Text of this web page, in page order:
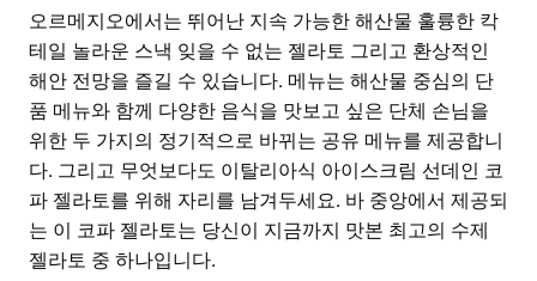
오르메지오에서는 뛰어난 지속 가능한 해산물 훌륭한 칵
테일 놀라운 스낵 잊을 수 없는 젤라토 그리고 환상적인
해안 전망을 즐길 수 있습니다. 메뉴는 해산물 중심의 단
품 메뉴와 함께 다양한 음식을 맛보고 싶은 단체 손님을
위한 두 가지의 정기적으로 바뀌는 공유 메뉴를 제공합니
다. 그리고 무엇보다도 이탈리아식 아이스크림 선데인 코
파 젤라토를 위해 자리를 남겨두세요. 바 중앙에서 제공되
는 이 코파 젤라토는 당신이 지금까지 맛본 최고의 수제
젤라토 중 하나입니다.